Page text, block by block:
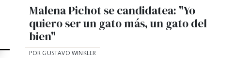
Malena Pichot se candidatea: "Yo
quiero ser un gato más, un gato del
bien"
POR GUSTAVO WINKLER